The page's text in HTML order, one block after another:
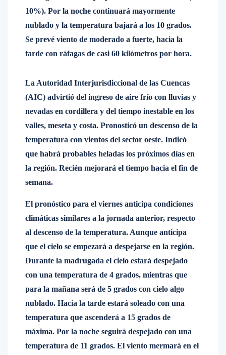
10%). Por la noche continuará mayormente
nublado y la temperatura bajará a los 10 grados.
Se prevé viento de moderado a fuerte, hacia la
tarde con ráfagas de casi 60 kilómetros por hora.
La Autoridad Interjurisdiccional de las Cuencas
(AIC) advirtió del ingreso de aire frío con lluvias y
nevadas en cordillera y del tiempo inestable en los
valles, meseta y costa. Pronosticó un descenso de la
temperatura con vientos del sector oeste. Indicó
que habrá probables heladas los próximos días en
la región. Recién mejorará el tiempo hacia el fin de
semana.
El pronóstico para el viernes anticipa condiciones
climáticas similares a la jornada anterior, respecto
al descenso de la temperatura. Aunque anticipa
que el cielo se empezará a despejarse en la región.
Durante la madrugada el cielo estará despejado
con una temperatura de 4 grados, mientras que
para la mañana será de 5 grados con cielo algo
nublado. Hacia la tarde estará soleado con una
temperatura que ascenderá a 15 grados de
máxima. Por la noche seguirá despejado con una
temperatura de 11 grados. El viento mermará en el